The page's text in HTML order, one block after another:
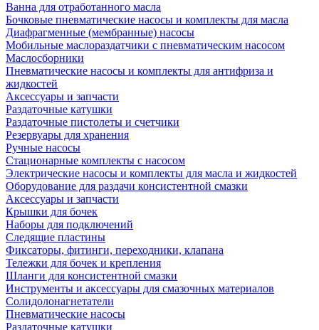
Ванна для отработанного масла
Бочковые пневматические насосы и комплекты для масла
Диафрагменные (мембранные) насосы
Мобильные маслораздатчики с пневматическим насосом
Маслосборники
Пневматические насосы и комплекты для антифриза и
жидкостей
Аксессуары и запчасти
Раздаточные катушки
Раздаточные пистолеты и счетчики
Резервуары для хранения
Ручные насосы
Стационарные комплекты с насосом
Электрические насосы и комплекты для масла и жидкостей
Оборудование для раздачи консистентной смазки
Аксессуары и запчасти
Крышки для бочек
Наборы для подключений
Следящие пластины
Фиксаторы, фитинги, переходники, клапана
Тележки для бочек и крепления
Шланги для консистентной смазки
Инструменты и аксессуары для смазочных материалов
Солидолонагнетатели
Пневматические насосы
Раздаточные катушки